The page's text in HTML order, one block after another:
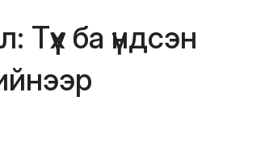
Түүх ба үндсэн